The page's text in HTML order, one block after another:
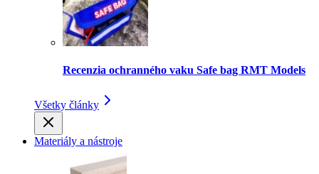
Recenzia ochranného vaku Safe bag RMT Models
Všetky články
Materiály a nástroje